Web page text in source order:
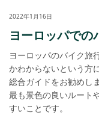
2022年1月16日
ヨーロッパでの
ヨーロッパのバイク旅
かわからないという方
総合ガイドをお勧めし
最も景色の良いルート
すいことです。